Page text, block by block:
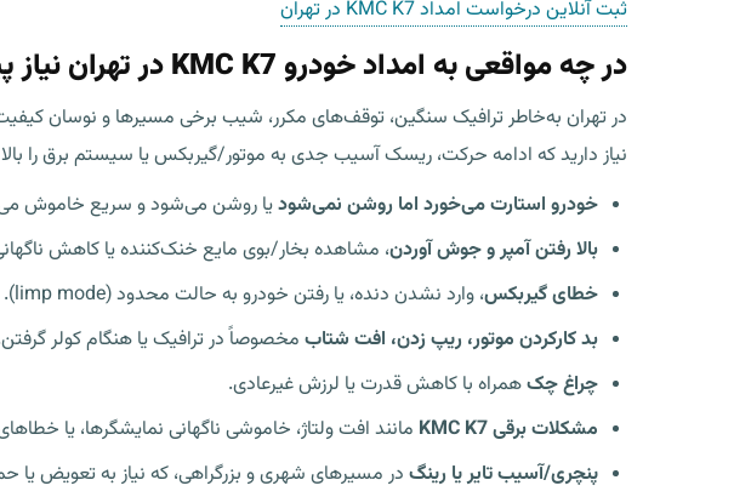
ثبت آنلاین درخواست امداد KMC K7 در تهران
در چه مواقعی به امداد خودرو KMC K7 در تهران نیاز پیدا می‌کنید؟
در تهران به‌خاطر ترافیک سنگین، توقف‌های مکرر، شیب برخی مسیرها و نوسان
نیاز دارید که ادامه حرکت، ریسک آسیب جدی به موتور/گیربکس یا سیستم برق را بالا
خودرو استارت می‌خورد اما روشن نمی‌شودیا روشن می‌شود و سریع خاموش
بالا رفتن آمپر و جوش آوردن، مشاهده بخار/بوی مایع خنک‌کننده یا کاهش
خطای گیربکس، وارد نشدن دنده، یا رفتن خودرو به حالت محدود (limp mode).
بد کارکردن موتور، ریپ زدن، افت شتاب مخصوصاً در ترافیک یا هنگام کولر
چراغ چکهمراه با کاهش قدرت یا لرزش غیرعادی.
مشکلات برقی KMC K7
مانند افت ولتاژ، خاموشی ناگهانی نمایشگرها، یا
پنچری/آسیب تایر یا رینگ در مسیرهای شهری و بزرگراهی، که نیاز به تعویض یا